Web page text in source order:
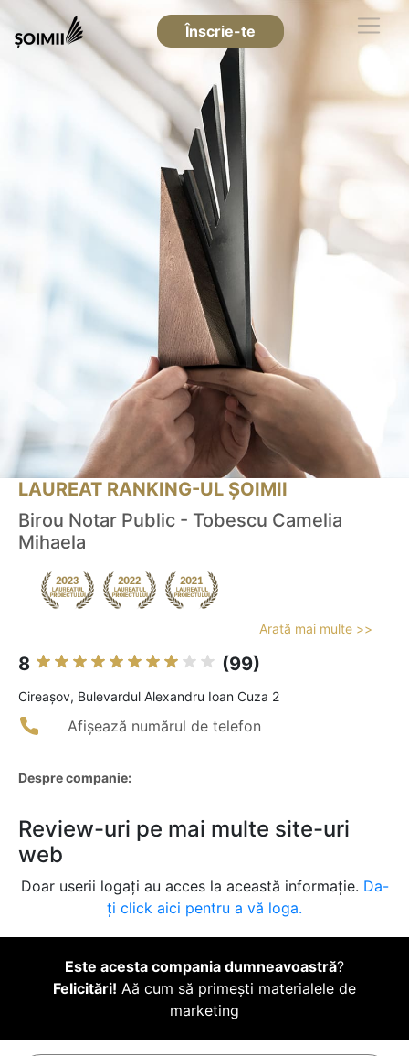
Înscrie-te
LAUREAT RANKING-UL ȘOIMII
Birou Notar Public - Tobescu Camelia
Mihaela
Arată mai multe >>
8 (99)
Cireaşov, Bulevardul Alexandru Ioan Cuza 2
Afișează numărul de telefon
Despre companie:
Review-uri pe mai multe site-uri
web
Doar userii logați au acces la această informație. Da-
ți click aici pentru a vă loga.
Este acesta compania dumneavoastră?
Felicitări! Aă cum să primești materialele de
marketing